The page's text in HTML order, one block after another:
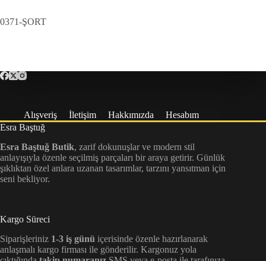
0371-ŞORT
Alışveriş İletişim Hakkımızda
Hesabım
Esra Baştuğ
Esra Baştuğ Butik, zarif dokunuşlar ve modern stil
anlayışıyla özenle seçilmiş parçaları bir araya getirir. Günlük
şıklıktan özel anlara uzanan tasarımlar, tarzını yansıtman için
seni bekliyor.
Kargo Süreci
Siparişleriniz 1-3 iş günü içerisinde özenle hazırlanarak
anlaşmalı kargo firması ile gönderilir. Kargonuz yola